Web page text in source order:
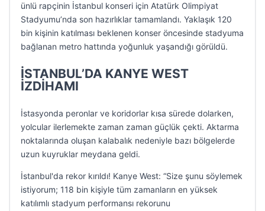
ünlü rapçinin İstanbul konseri için Atatürk Olimpiyat
Stadyumu’nda son hazırlıklar tamamlandı. Yaklaşık 120
bin kişinin katılması beklenen konser öncesinde stadyuma
bağlanan metro hattında yoğunluk yaşandığı görüldü.
İSTANBUL’DA KANYE WEST
İZDİHAMI
İstasyonda peronlar ve koridorlar kısa sürede dolarken,
yolcular ilerlemekte zaman zaman güçlük çekti. Aktarma
noktalarında oluşan kalabalık nedeniyle bazı bölgelerde
uzun kuyruklar meydana geldi.
İstanbul'da rekor kırıldı! Kanye West: “Size şunu söylemek
istiyorum; 118 bin kişiyle tüm zamanların en yüksek
katılımlı stadyum performansı rekorunu